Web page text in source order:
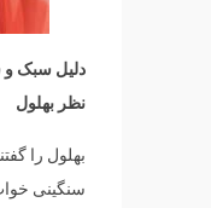
دلیل سبک و
نظر بهلول
بهلول را
سنگینی